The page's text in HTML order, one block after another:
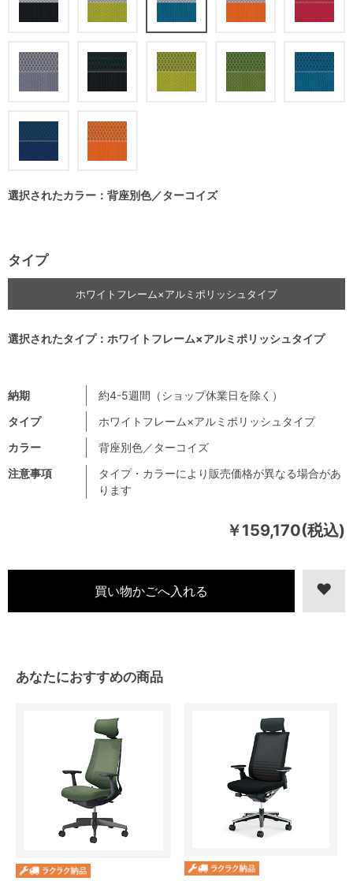
￥159,170(税込)
注意事項
タイプ・カラーにより販売価格が異なる場合があ
ります
納期
約4-5週間（ショップ休業日を除く）
タイプ
ホワイトフレーム×アルミポリッシュタイプ
カラー
背座別色／ターコイズ
選択されたカラー：背座別色／ターコイズ
タイプ
ホワイトフレーム×アルミポリッシュタイプ
選択されたタイプ：ホワイトフレーム×アルミポリッシュタイプ
あなたにおすすめの商品